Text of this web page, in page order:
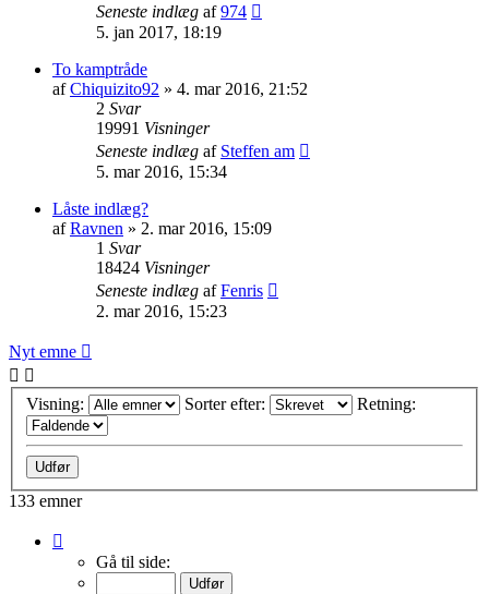
Seneste indlæg af974
5. jan 2017, 18:19
To kamptråde
afChiquizito92 » 4. mar 2016, 21:52
2 Svar
19991 Visninger
Seneste indlæg af Steffen am
5. mar 2016, 15:34
Låste indlæg?
afRavnen » 2. mar 2016, 15:09
1 Svar
18424 Visninger
Seneste indlæg afFenris
2. mar 2016, 15:23
Nyt emne
Visning: Sorter efter: Retning:
133 emner
Gå til side: